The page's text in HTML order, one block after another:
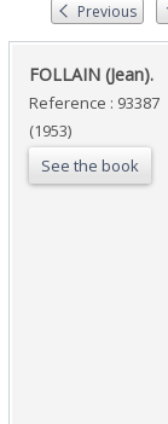
Previous
‎FOLLAIN (Jean).‎
Reference : 93387
(1953)
See the book